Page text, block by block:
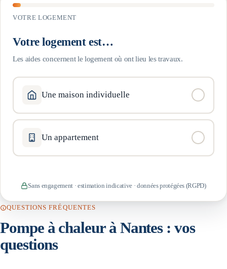
VOTRE LOGEMENT
Votre logement est…
Les aides concernent le logement où ont lieu les travaux.
Une maison individuelle
Un appartement
Sans engagement · estimation indicative · données protégées (RGPD)
QUESTIONS FRÉQUENTES
Pompe à chaleur à Nantes: vos
questions